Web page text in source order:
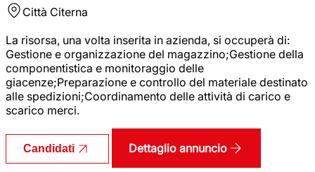
Città Citerna
La risorsa, una volta inserita in azienda, si occuperà di:
Gestione e organizzazione del magazzino;Gestione della
componentistica e monitoraggio delle
giacenze;Preparazione e controllo del materiale destinato
alle spedizioni;Coordinamento delle attività di carico e
scarico merci.
Candidati Dettaglio annuncio